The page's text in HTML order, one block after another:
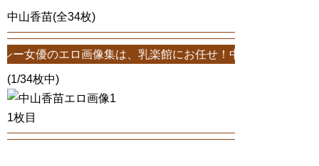
中山香苗(全34枚)
エロ画像集は、乳楽館にお任せ！中山香苗エロ画像が34枚
(1/34枚中)
1枚目